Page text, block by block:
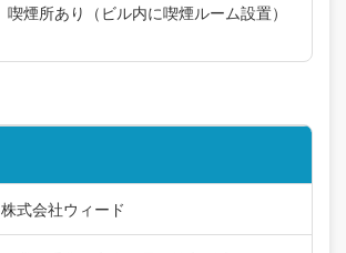
喫煙所あり（ビル内に喫煙ルーム設置）
株式会社ウィード